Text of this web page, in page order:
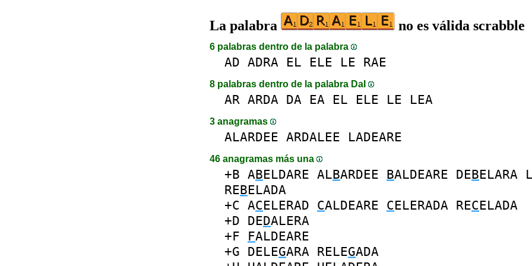
La palabra no es válida scrabble
6 palabras dentro de la palabra
AD ADRA EL ELE LE RAE
8 palabras dentro de la palabra DaI
AR ARDA DA EA EL ELE LE LEA
3 anagramas
ALARDEE ARDALEE LADEARE
46 anagramas más una
+B ABELDARE ALBARDEE BALDEARE DEBELARA
REBELADA
+C ACELERAD CALDEARE CELERADA RECELADA
+D DEDALERA
+F FALDEARE
+G DELEGARA RELEGADA